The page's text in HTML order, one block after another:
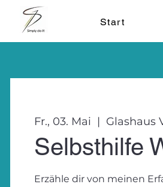
Start
Fr., 03. Mai
  |
Glashaus
Selbsthilfe
Erzähle dir von meinen